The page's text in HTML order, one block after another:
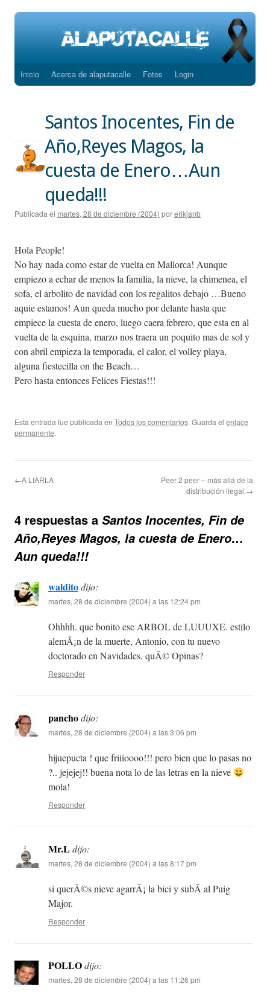
Saltar
contenido
Inicio Acerca de alaputacalle Fotos Login
Santos Inocentes, Fin de
Año,Reyes Magos, la
cuesta de Enero…Aun
queda!!!
Publicada el martes, 28 de diciembre (2004) porerikjanb
Hola People!
No hay nada como estar de vuelta en Mallorca! Aunque
empiezo a echar de menos la familia, la nieve, la chimenea, el
sofa, el arbolito de navidad con los regalitos debajo …Bueno
aquie estamos! Aun queda mucho por delante hasta que
empiece la cuesta de enero, luego caera febrero, que esta en al
vuelta de la esquina, marzo nos traera un poquito mas de sol y
con abril empieza la temporada, el calor, el volley playa,
alguna fiestecilla on the Beach…
Pero hasta entonces Felices Fiestas!!!
Esta entrada fue publicada en Todos los comentarios. Guarda el enlace
permanente.
←A LIARLA
Peer 2 peer – más allá de la
distribución ilegal.→
4 respuestas a Santos Inocentes, Fin de
Año,Reyes Magos, la cuesta de Enero…
Aun queda!!!
walditodijo:
martes, 28 de diciembre (2004) a las 12:24 pm
Ohhhh. que bonito ese ARBOL de LUUUXE. estilo
alemÃ¡n de la muerte, Antonio, con tu nuevo
doctorado en Navidades, quÃ© Opinas?
Responder
panchodijo:
martes, 28 de diciembre (2004) a las 3:06 pm
hijuepucta ! que friiioooo!!! pero bien que lo pasas no
?.. jejejej!! buena nota lo de las letras en la nieve
mola!
Responder
Mr.Ldijo:
martes, 28 de diciembre (2004) a las 8:17 pm
si querÃ©s nieve agarrÃ¡ la bici y subÃ­ al Puig
Major.
Responder
POLLOdijo:
martes, 28 de diciembre (2004) a las 11:26 pm